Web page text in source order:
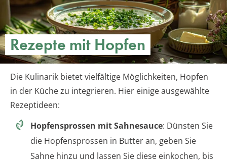
Rezepte mit Hopfen
Die Kulinarik bietet vielfältige Möglichkeiten, Hopfen
in der Küche zu integrieren. Hier einige ausgewählte
Rezeptideen:
Hopfensprossen mit Sahnesauce: Dünsten Sie
die Hopfensprossen in Butter an, geben Sie
Sahne hinzu und lassen Sie diese einkochen, bis